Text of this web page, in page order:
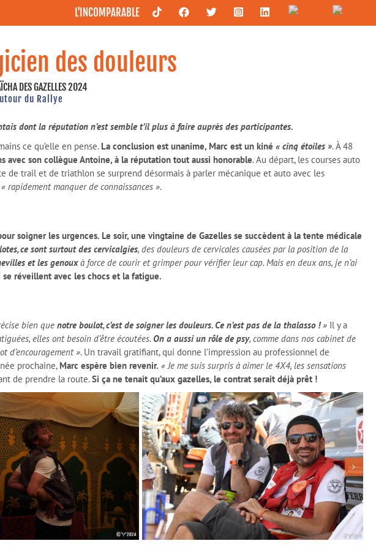
L'INCOMPARABLE
des douleurs
DES GAZELLES 2024
du Rallye
dont la réputation n’est semble t’il plus à faire auprès des participantes.
ce qu’elle en pense. La conclusion est unanime, Marc est un kiné « cinq étoiles ». À 48
avec son collègue Antoine, à la réputation tout aussi honorable. Au départ, les courses auto
de trail et de triathlon se surprend désormais à parler mécanique et auto avec les
« rapidement manquer de connaissances ».
soigner les urgences. Le soir, une vingtaine de Gazelles se succèdent à la tente médicale
ce sont surtout des cervicalgies, des douleurs de cervicales causées par la position de la
et les genouxà force de courir et grimper pour vérifier leur cap. Mais en deux ans, je n’ai
réveillent avec les chocs et la fatigue.
bien que notre boulot, c’est de soigner les douleurs. Ce n’est pas de la thalasso !» Il y a
elles ont besoin d’être écoutées. On a aussi un rôle de psy, comme dans nos cabinet de
d’encouragement ». Un travail gratifiant, qui donne l’impression au professionnel de
prochaine, Marc espère bien revenir. « Je me suis surpris à aimer le 4X4, les sensations
de prendre la route.Si ça ne tenait qu’aux gazelles, le contrat serait déjà prêt !